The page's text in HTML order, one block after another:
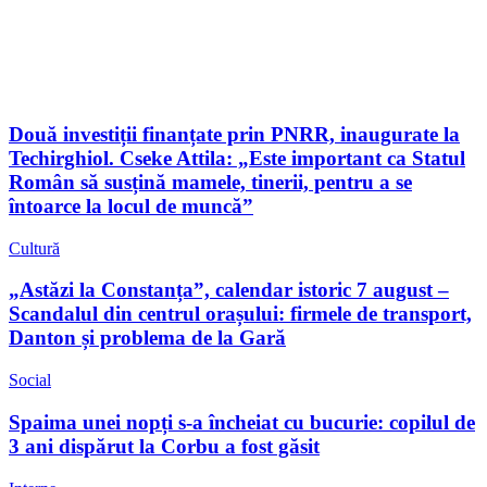
Două investiții finanțate prin PNRR, inaugurate la
Techirghiol. Cseke Attila: „Este important ca Statul
Român să susțină mamele, tinerii, pentru a se
întoarce la locul de muncă”
Cultură
„Astăzi la Constanța”, calendar istoric 7 august –
Scandalul din centrul orașului: firmele de transport,
Danton și problema de la Gară
Social
Spaima unei nopți s-a încheiat cu bucurie: copilul de
3 ani dispărut la Corbu a fost găsit